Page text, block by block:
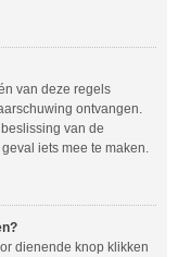
van deze regels
ontvangen.
van de
iets mee te maken.
dienende knop klikken